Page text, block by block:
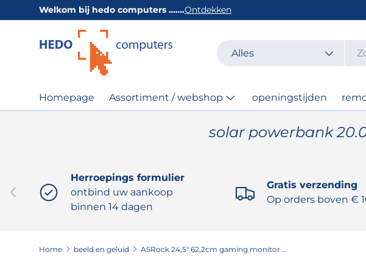
GA NAAR INHOUD
Welkom bij hedo computers …….Ontdekken
Zoeken
Productsoort
Alles
Homepage Assortiment / webshop openingstijden
solar powerbank
VORIGE
Herroepings formulier
ontbind uw aankoop
binnen 14 dagen
Gratis verzending
Op orders boven €
Home beeld en geluid ASRock 24,5" 62,2cm gaming monitor CL25FFB 16:9 HDMI/VGA 144Hz FHD